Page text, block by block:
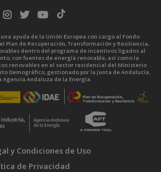
ayuda de la Unión Europea con cargo al Fondo
Plan de Recuperación, Transformación y Resiliencia,
dentro del programa de incentivos ligados al
con fuentes de energía renovable, así como la
renovables en el sector residencial del Ministerio
Demográfico, gestionado por la Junta de Andalucía,
Agencia Andaluza de la Energía.
y Condiciones de Uso
de Privacidad